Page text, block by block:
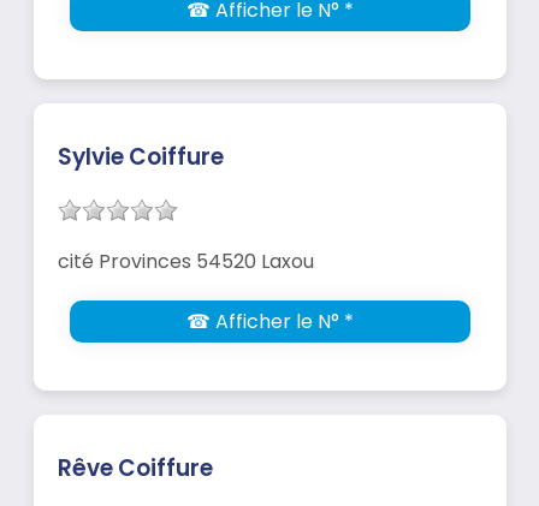
☎ Afficher le N° *
Sylvie Coiffure
cité Provinces 54520 Laxou
☎ Afficher le N° *
Rêve Coiffure